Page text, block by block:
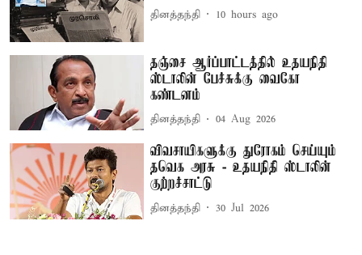
தினத்தந்தி 10 hours ago
தஞ்சை ஆர்ப்பாட்டத்தில் உதயநிதி
ஸ்டாலின் பேச்சுக்கு வைகோ
கண்டனம்
தினத்தந்தி 04 Aug 2026
விவசாயிகளுக்கு துரோகம் செய்யும்
தவெக அரசு - உதயநிதி ஸ்டாலின்
குற்றச்சாட்டு
தினத்தந்தி 30 Jul 2026